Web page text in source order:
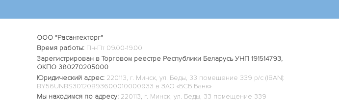
ООО "Расантехторг"
Время работы: Пн-Пт 09.00-19.00
Зарегистрирован в Торговом реестре Республики Беларусь УНП 191514793,
ОКПО 380270205000
Юридический адрес: 220113, г. Минск, ул. Беды, 33 помещение 339 р/с (IBAN):
BY56UNBS30120893600010000933 в ЗАО «БСБ Банк»
Мы находимся по адресу: 220113, г. Минск, ул. Беды, 33 помещение 339